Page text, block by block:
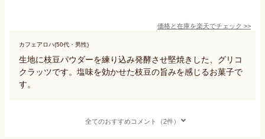
価格と在庫を楽天でチェック >>
カフェアロハ(50代・男性)
生地に枝豆パウダーを練り込み発酵させ堅焼きした、グリコ
クラッツです。塩味を効かせた枝豆の旨みを感じるお菓子で
す。
全てのおすすめコメント（2件）